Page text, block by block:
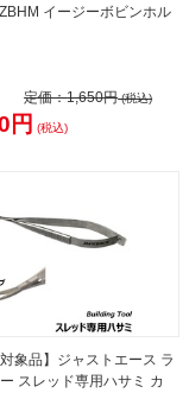
イージーボビンホル
定価：1,650円(税込)
円 (税込)
対象品】ジャストエース ラ
スレッド専用ハサミ カ